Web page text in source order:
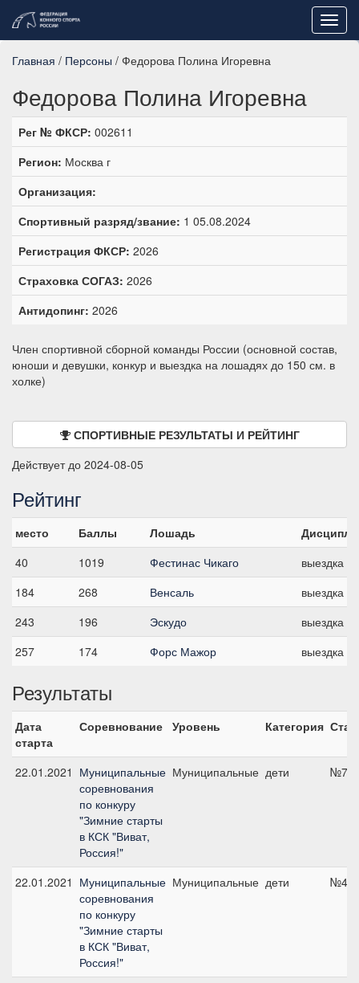
Главная / Персоны / Федорова Полина Игоревна
Федорова Полина Игоревна
Рег № ФКСР: 002611
Регион: Москва г
Организация:
Спортивный разряд/звание: 1 05.08.2024
Регистрация ФКСР: 2026
Страховка СОГАЗ: 2026
Антидопинг: 2026
Член спортивной сборной команды России (основной состав,
юноши и девушки, конкур и выездка на лошадях до 150 см. в
холке)
СПОРТИВНЫЕ РЕЗУЛЬТАТЫ И РЕЙТИНГ
Действует до 2024-08-05
Рейтинг
место Баллы Лошадь
40
1019 Фестинас Чикаго
выездка
184
268 Венсаль
выездка
243
196 Эскудо
выездка
257
174 Форс Мажор выездка
Результаты
Дата
старта
Соревнование Уровень Категория
22.01.2021 Муниципальные
соревнования
по конкуру
"Зимние старты
в КСК "Виват,
Россия!"
Муниципальные дети №7,
22.01.2021 Муниципальные
соревнования
по конкуру
"Зимние старты
в КСК "Виват,
Россия!"
Муниципальные дети №4,